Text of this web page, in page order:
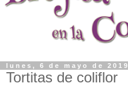
lunes, 6 de mayo de 2019
Tortitas de coliflor